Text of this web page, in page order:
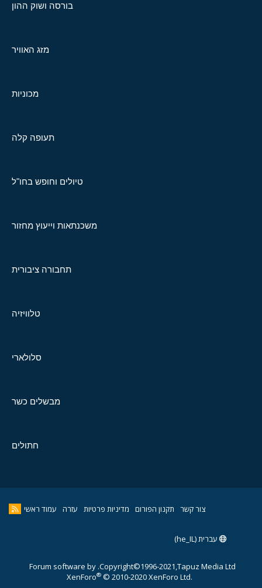
בורסה ושוק ההון
מזג האוויר
מכוניות
תעופה קלה
טיולים וחופש בחו"ל
משכנתאות וייעוץ מחזור
תחבורה ציבורית
טלוויזיה
סלולארי
מבשלים כשר
חתולים
צור קשר תקנון הפורום מדיניות פרטיות עזרה עמוד ראשי
עברית (he_IL)
Copyright©1996-2021,Tapuz Media Ltd.
Forum software by
XenForo® © 2010-2020 XenForo Ltd.